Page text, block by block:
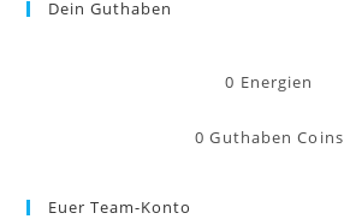
Dein Guthaben
0 Energien
0 Guthaben Coins
Euer Team-Konto